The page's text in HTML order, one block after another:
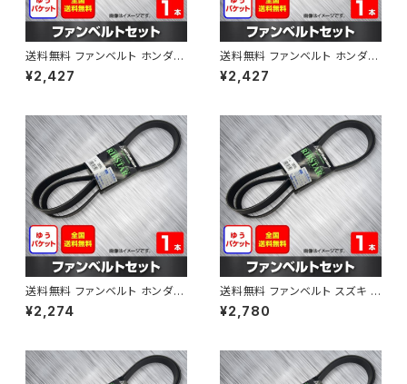
送料無料 ファンベルト ホンダ
ゼスト 型式JE1 H18.03～H24.
11 （国内トップメーカー） 1本 H
¥2,427
送料無料 ファンベルト ホンダ ラ
イフ 型式JB6 H15.09～H20.1
1 （国内トップメーカー） 1本 HA
¥2,427
送料無料 ファンベルト ホンダ フ
ィット 型式GE6 H19.10～H25.
09 （国内トップメーカー） 1本 H
¥2,274
送料無料 ファンベルト スズキ ス
ペーシア 型式MK32S H25.03
～H30.02 （国内トップメーカ
¥2,780